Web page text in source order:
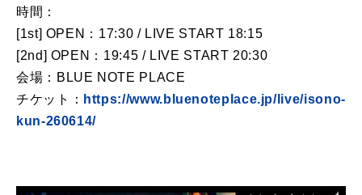
時間：
[1st] OPEN：17:30 / LIVE START 18:15
[2nd] OPEN：19:45 / LIVE START 20:30
会場：BLUE NOTE PLACE
チケット： https://www.bluenoteplace.jp/live/isono-
kun-260614/